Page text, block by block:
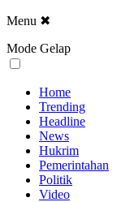
Menu ✖
Mode Gelap
Home
Trending
Headline
News
Hukrim
Pemerintahan
Politik
Video